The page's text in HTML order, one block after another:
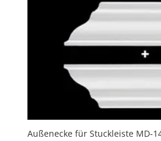
Außenecke für Stuckleiste MD-